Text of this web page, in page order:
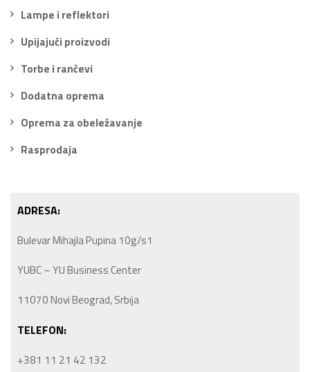
Lampe i reflektori
Upijajući proizvodi
Torbe i rančevi
Dodatna oprema
Oprema za obeležavanje
Rasprodaja
ADRESA:
Bulevar Mihajla Pupina 10g/s1
YUBC – YU Business Center
11070 Novi Beograd, Srbija
TELEFON:
+381 11 21 42 132